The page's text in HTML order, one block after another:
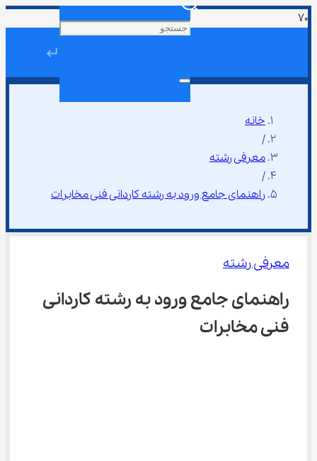
↵
خانه
/
معرفی رشته
/
راهنمای جامع ورود به رشته کاردانی فنی مخابرات
معرفی رشته
راهنمای جامع ورود به رشته کاردانی
فنی مخابرات